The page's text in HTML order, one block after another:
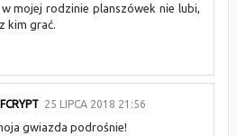
w mojej rodzinie planszówek nie lubi,
kim grać.
25 LIPCA 2018 21:56
gwiazda podrośnie!